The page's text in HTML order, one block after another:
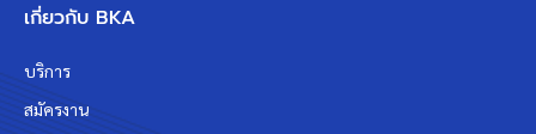
เกี่ยวกับ BKA
บริการ
สมัครงาน